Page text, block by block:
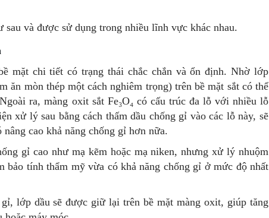
và được sử dụng trong nhiều lĩnh vực khác nhau.
mặt chi tiết có trạng thái chắc chắn và ổn định. Nhờ lớp
ăn mòn thép một cách nghiêm trọng) trên bề mặt sắt có thể
ra, màng oxit sắt Fe₃O₄ có cấu trúc đa lỗ với nhiều lỗ
xử lý sau bằng cách thấm dầu chống gỉ vào các lỗ này, sẽ
cao khả năng chống gỉ hơn nữa.
gỉ cao như mạ kẽm hoặc mạ niken, nhưng xử lý nhuộm
bảo tính thẩm mỹ vừa có khả năng chống gỉ ở mức độ nhất
lớp dầu sẽ được giữ lại trên bề mặt màng oxit, giúp tăng